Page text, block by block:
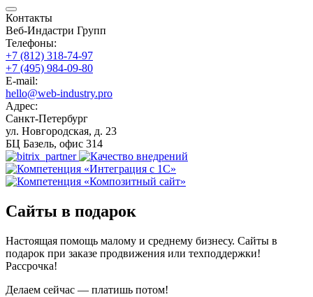
Контакты
Веб-Индастри Групп
Телефоны:
+7 (812) 318-74-97
+7 (495) 984-09-80
E-mail:
hello@web-industry.pro
Адрес:
Санкт-Петербург
ул. Новгородская, д. 23
БЦ Базель, офис 314
Сайты в подарок
Настоящая помощь малому и среднему бизнесу. Сайты в
подарок при заказе продвижения или техподдержки!
Рассрочка!
Делаем сейчас — платишь потом!